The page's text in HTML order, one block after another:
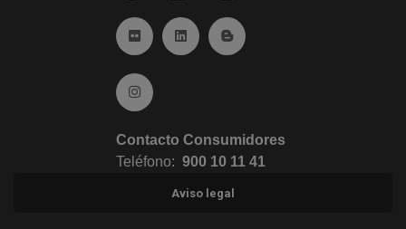
Ir a Flickr (abre en ventana nueva)
Ir a Linkedin (abre en ventana nueva)
Ir al Blog (abre en ventana
Ir a Instagram (abre en ventana nueva)
Contacto Consumidores
Teléfono: 900 10 11 41
Aviso legal